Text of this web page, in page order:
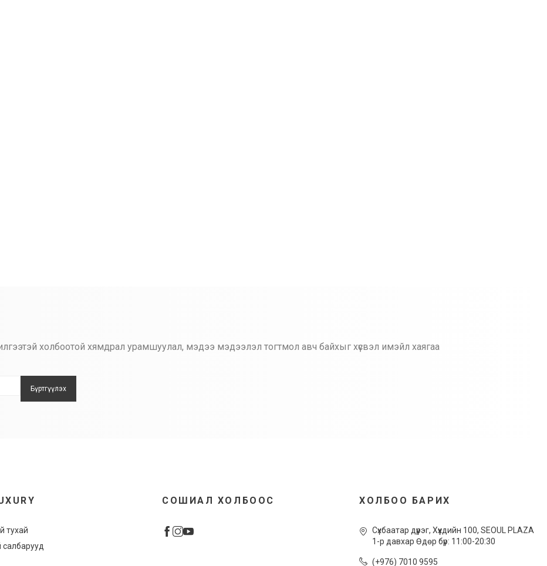
холбоотой хямдрал урамшуулал, мэдээ мэдээлэл тогтмол авч байхыг хүсвэл имэйл хаягаа
Бүртгүүлэх
тухай
СОШИАЛ ХОЛБООС ХОЛБОО БАРИХ
Сүхбаатар дүүрэг, Xүүхдийн 100, SEOUL PLAZA
1-р давхар Өдөр бүр: 11:00-20:30
(+976) 7010 9595